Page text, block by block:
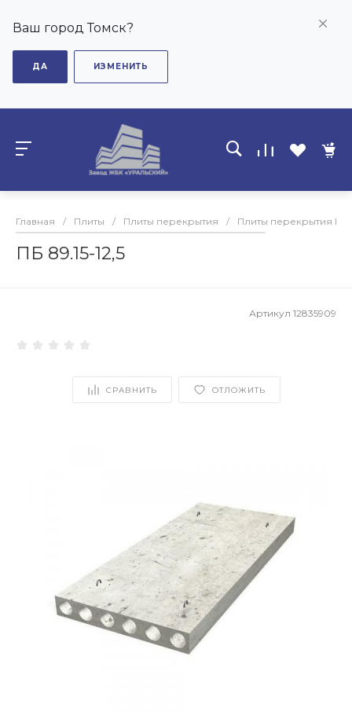
Ваш город Томск?
ДА ИЗМЕНИТЬ
Главная / Плиты / Плиты перекрытия / Плиты перекрытия ПБ
ПБ 89.15-12,5
Артикул 12835909
СРАВНИТЬ ОТЛОЖИТЬ